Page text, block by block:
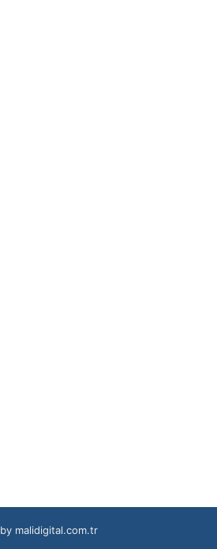
malidigital.com.tr